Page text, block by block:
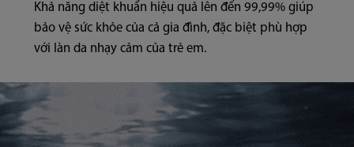
Khả năng diệt khuẩn hiệu quả lên đến 99,99% giúp
bảo vệ sức khỏe của cả gia đình, đặc biệt phù hợp
với làn da nhạy cảm của trẻ em.